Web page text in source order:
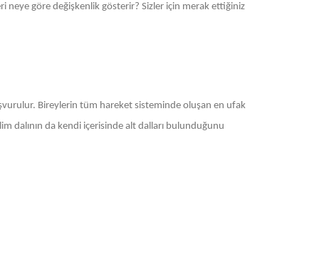
neye göre değişkenlik gösterir? Sizler için merak ettiğiniz
Bireylerin tüm hareket sisteminde oluşan en ufak
dalının da kendi içerisinde alt dalları bulunduğunu